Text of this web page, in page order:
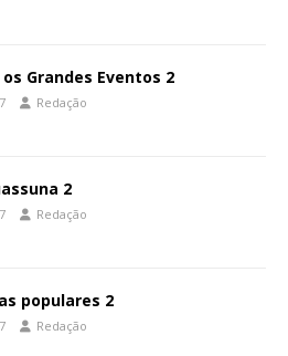
Grandes Eventos 2
Redação
2
Redação
populares 2
Redação